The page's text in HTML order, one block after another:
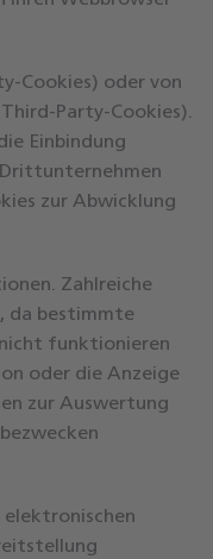
Cookies) oder von
Party-Cookies).
Einbindung
zur Abwicklung
Zahlreiche
da bestimmte
funktionieren
oder die Anzeige
zur Auswertung
elektronischen